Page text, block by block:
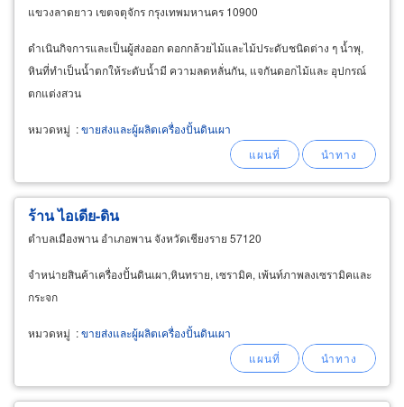
แขวงลาดยาว เขตจตุจักร กรุงเทพมหานคร 10900
ดำเนินกิจการและเป็นผู้ส่งออก ดอกกล้วยไม้และไม้ประดับชนิดต่าง ๆ น้ำพุ,
หินที่ทำเป็นน้ำตกให้ระดับน้ำมี ความลดหลั่นกัน, แจกันดอกไม้และ อุปกรณ์
ตกแต่งสวน
หมวดหมู่ :ขายส่งและผู้ผลิตเครื่องปั้นดินเผา
ร้าน ไอเดีย-ดิน
ตำบลเมืองพาน อำเภอพาน จังหวัดเชียงราย 57120
จำหน่ายสินค้าเครื่องปั้นดินเผา,หินทราย, เซรามิค, เพ้นท์ภาพลงเซรามิคและ
กระจก
หมวดหมู่ :ขายส่งและผู้ผลิตเครื่องปั้นดินเผา